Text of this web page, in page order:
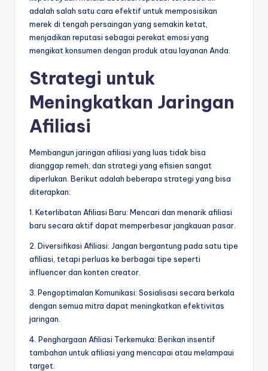
adalah salah satu cara efektif untuk memposisikan
merek di tengah persaingan yang semakin ketat,
menjadikan reputasi sebagai perekat emosi yang
mengikat konsumen dengan produk atau layanan Anda.
Strategi untuk
Meningkatkan Jaringan
Afiliasi
Membangun jaringan afiliasi yang luas tidak bisa
dianggap remeh, dan strategi yang efisien sangat
diperlukan. Berikut adalah beberapa strategi yang bisa
diterapkan:
1. Keterlibatan Afiliasi Baru: Mencari dan menarik afiliasi
baru secara aktif dapat memperbesar jangkauan pasar.
2. Diversifikasi Afiliasi: Jangan bergantung pada satu tipe
afiliasi, tetapi perluas ke berbagai tipe seperti
influencer dan konten creator.
3. Pengoptimalan Komunikasi: Sosialisasi secara berkala
dengan semua mitra dapat meningkatkan efektivitas
jaringan.
4. Penghargaan Afiliasi Terkemuka: Berikan insentif
tambahan untuk afiliasi yang mencapai atau melampaui
target.